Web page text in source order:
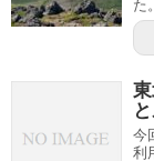
た
今
利